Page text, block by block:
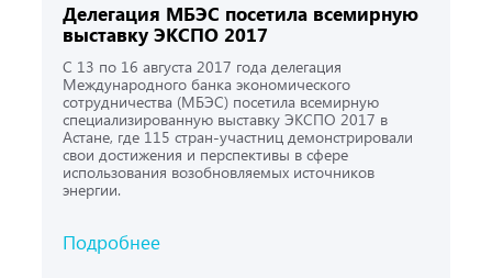
Делегация МБЭС посетила всемирную
выставку ЭКСПО 2017
С 13 по 16 августа 2017 года делегация
Международного банка экономического
сотрудничества (МБЭС) посетила всемирную
специализированную выставку ЭКСПО 2017 в
Астане, где 115 стран-участниц демонстрировали
свои достижения и перспективы в сфере
использования возобновляемых источников
энергии.
Подробнее